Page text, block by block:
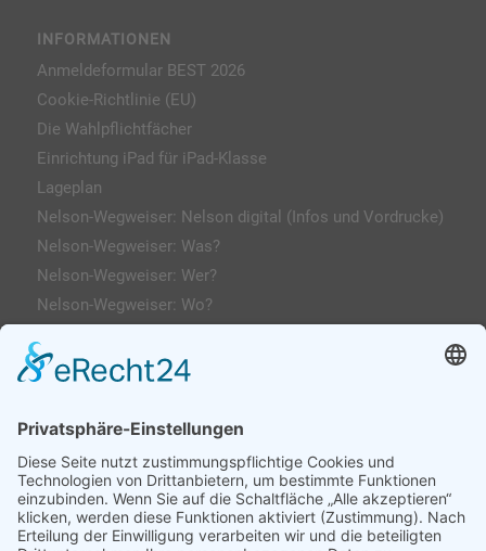
INFORMATIONEN
Anmeldeformular BEST 2026
Cookie-Richtlinie (EU)
Die Wahlpflichtfächer
Einrichtung iPad für iPad-Klasse
Lageplan
Nelson-Wegweiser: Nelson digital (Infos und Vordrucke)
Nelson-Wegweiser: Was?
Nelson-Wegweiser: Wer?
Nelson-Wegweiser: Wo?
Impressum
AGs
Klassenfahrten / Exkursionen
Profilklassen 5/6
Formulare & Downloads
Nelson-Wegweiser